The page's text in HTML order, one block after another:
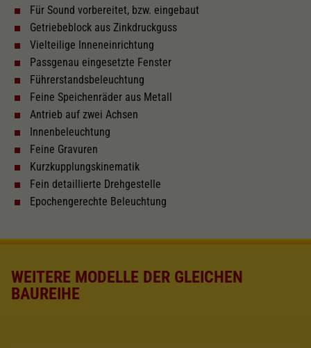
Loksound eingebaut
Decoder Doehler & Haass
Wechselstrom Digital EXTRA
241,7 Länger über Puffer in mm
Mindestradius
Haftreifen
Für Sound vorbereitet, bzw. eingebaut
Getriebeblock aus Zinkdruckguss
Vielteilige Inneneinrichtung
Passgenau eingesetzte Fenster
Führerstandsbeleuchtung
Feine Speichenräder aus Metall
Antrieb auf zwei Achsen
Innenbeleuchtung
Feine Gravuren
Kurzkupplungskinematik
Fein detaillierte Drehgestelle
Epochengerechte Beleuchtung
WEITERE MODELLE DER GLEICHEN
BAUREIHE